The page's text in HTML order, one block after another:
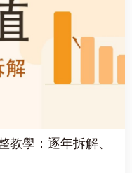
教學：逐年拆解、